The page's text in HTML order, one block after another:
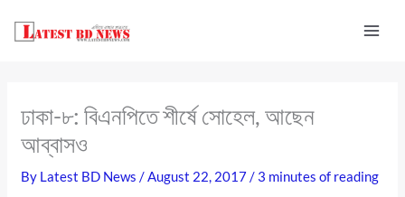
ঢাকা-৮: বিএনপিতে শীর্ষে সোহেল, আছেন
আব্বাসও
By Latest BD News/August 22, 2017/ 3 minutes of reading